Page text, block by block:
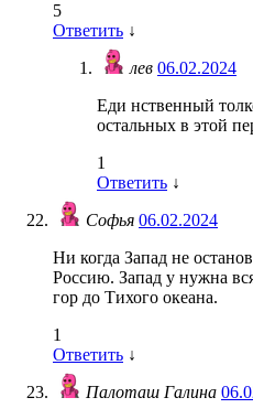
5
Ответить ↓
лев 06.02.2024
Еди нственный
остальных в этой
1
Ответить ↓
Софья 06.02.2024
Ни когда Запад не
Россию. Запад у нужна
гор до Тихого океана.
1
Ответить ↓
Палоташ Галина